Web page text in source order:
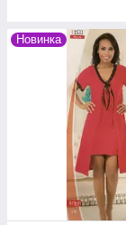
Новинка